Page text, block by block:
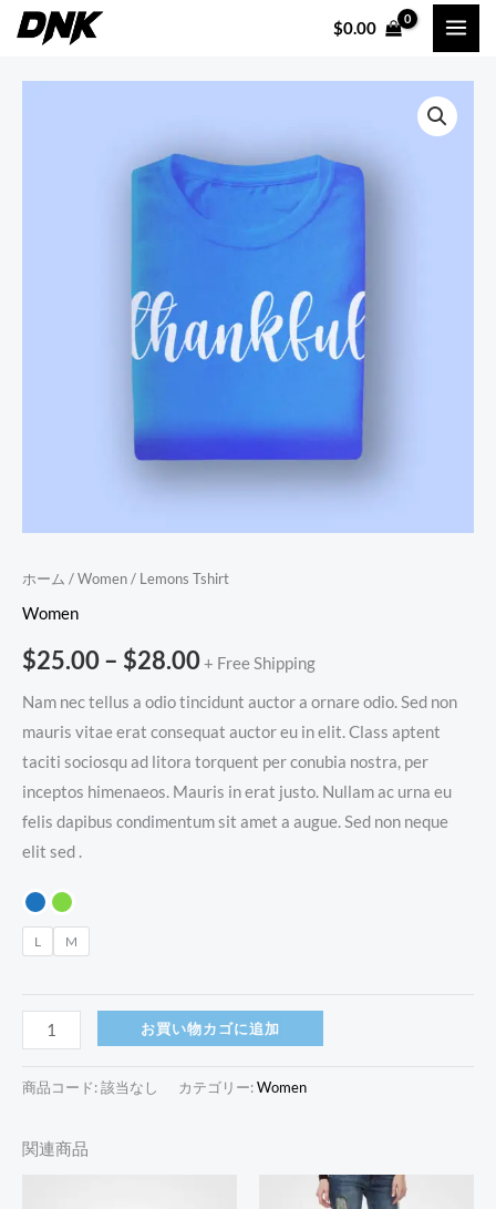
$0.00
ホーム /Women/ Lemons Tshirt
Women
$25.00– $28.00
格
帯:
$28.00
+ Free Shipping
Nam nec tellus a odio tincidunt auctor a ornare odio. Sed non
mauris vitae erat consequat auctor eu in elit. Class aptent
taciti sociosqu ad litora torquent per conubia nostra, per
inceptos himenaeos. Mauris in erat justo. Nullam ac urna eu
felis dapibus condimentum sit amet a augue. Sed non neque
elit sed .
L M
お買い物カゴに追加
商品コード:該当なし カテゴリー:Women
関連商品